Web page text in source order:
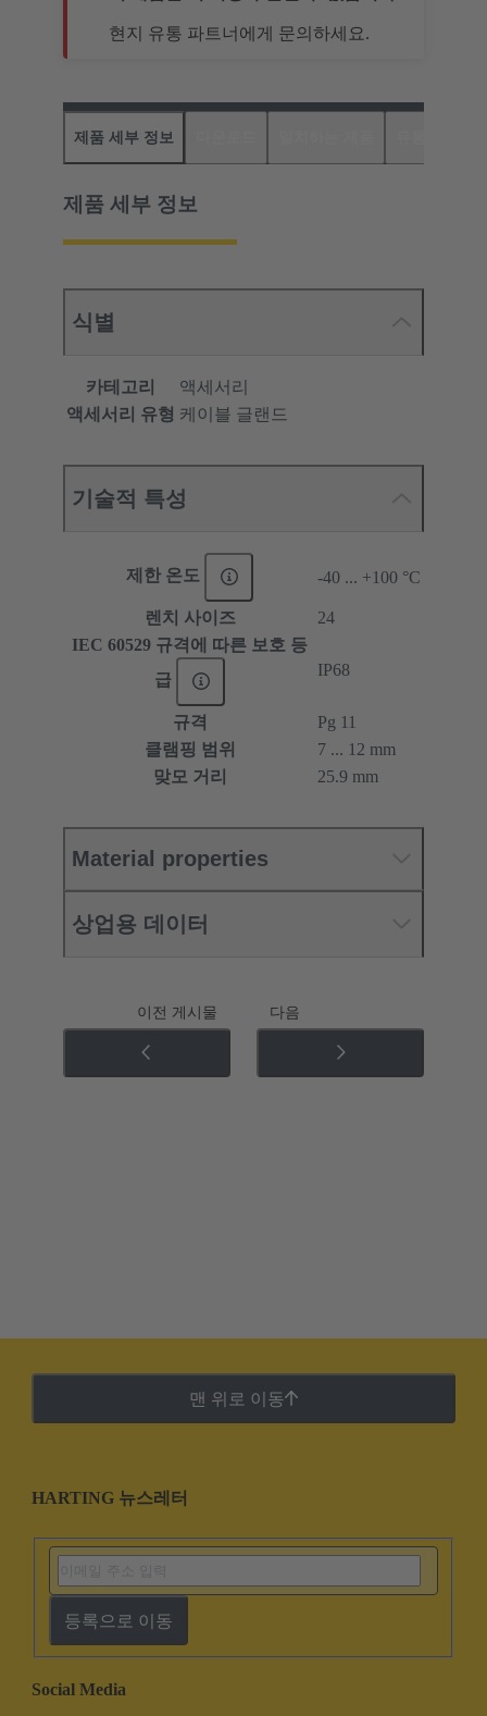
현지 유통 파트너에게 문의하세요.
제품 세부 정보
제품 세부 정보
식별
카테고리
액세서리
액세서리 유형 케이블 글랜드
기술적 특성
제한 온도 -40 ... +100 °C
렌치 사이즈
24
IEC 60529 규격에 따른 보호 등
급
IP68
규격
Pg 11
클램핑 범위
7 ... 12 mm
맞모 거리
25.9 mm
Material properties
상업용 데이터
이전 게시물 다음
맨 위로 이동
HARTING 뉴스레터
등록으로 이동
Social Media